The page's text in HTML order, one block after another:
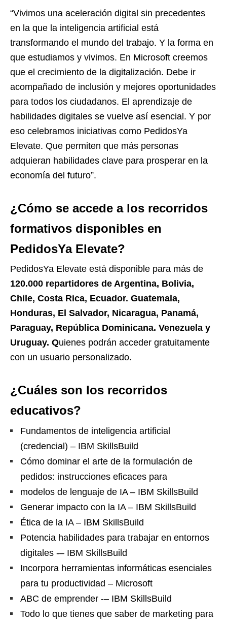
“Vivimos una aceleración digital sin precedentes
en la que la inteligencia artificial está
transformando el mundo del trabajo. Y la forma en
que estudiamos y vivimos. En Microsoft creemos
que el crecimiento de la digitalización. Debe ir
acompañado de inclusión y mejores oportunidades
para todos los ciudadanos. El aprendizaje de
habilidades digitales se vuelve así esencial. Y por
eso celebramos iniciativas como PedidosYa
Elevate. Que permiten que más personas
adquieran habilidades clave para prosperar en la
economía del futuro”.
¿Cómo se accede a los recorridos
formativos disponibles en
PedidosYa Elevate?
PedidosYa Elevate está disponible para más de
120.000 repartidores de Argentina, Bolivia,
Chile, Costa Rica, Ecuador. Guatemala,
Honduras, El Salvador, Nicaragua, Panamá,
Paraguay, República Dominicana. Venezuela y
Uruguay. Quienes podrán acceder gratuitamente
con un usuario personalizado.
¿Cuáles son los recorridos
educativos?
Fundamentos de inteligencia artificial
(credencial) – IBM SkillsBuild
Cómo dominar el arte de la formulación de
pedidos: instrucciones eficaces para
modelos de lenguaje de IA – IBM SkillsBuild
Generar impacto con la IA – IBM SkillsBuild
Ética de la IA – IBM SkillsBuild
Potencia habilidades para trabajar en entornos
digitales -– IBM SkillsBuild
Incorpora herramientas informáticas esenciales
para tu productividad – Microsoft
ABC de emprender -– IBM SkillsBuild
Todo lo que tienes que saber de marketing para